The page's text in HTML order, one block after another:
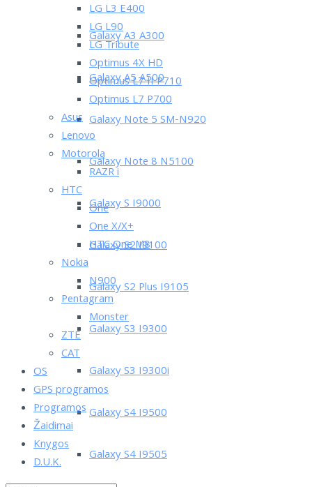
Galaxy A3 A300
Galaxy A5 A500
Galaxy Note 5 SM-N920
Galaxy Note 8 N5100
Galaxy S I9000
Galaxy S2 I9100
Galaxy S2 Plus I9105
Galaxy S3 I9300
Galaxy S3 I9300i
Galaxy S4 I9500
Galaxy S4 I9505
LG L3 E400
LG L90
LG Tribute
Optimus 4X HD
Optimus L7 II P710
Optimus L7 P700
Asus
Lenovo
Motorola
RAZR i
HTC
One
One X/X+
HTC One M8
Nokia
N900
Pentagram
Monster
ZTE
CAT
OS
GPS programos
Programos
Žaidimai
Knygos
D.U.K.